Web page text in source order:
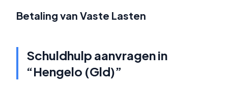
Betaling van Vaste Lasten
Schuldhulp aanvragen in
“Hengelo (Gld)”